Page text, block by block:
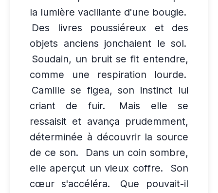
la lumière vacillante d'une bougie.
Des livres poussiéreux et des
objets anciens jonchaient le sol.
Soudain, un bruit se fit entendre,
comme une respiration lourde.
Camille se figea, son instinct lui
criant de fuir.
Mais elle se
ressaisit et avança prudemment,
déterminée à découvrir la source
de ce son.
Dans un coin sombre,
elle aperçut un vieux coffre.
Son
cœur s'accéléra.
Que pouvait-il